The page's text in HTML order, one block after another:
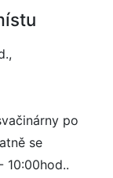
po
se
10:00hod..